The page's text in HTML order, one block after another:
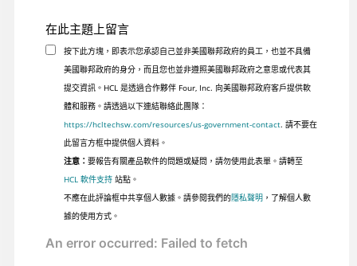
在此主題上留言
按下此方塊，即表示您承認自己並非美國聯邦政府的員工，也並不具備
美國聯邦政府的身分，而且您也並非遵照美國聯邦政府之意思或代表其
提交資訊。HCL 是透過合作夥伴 Four, Inc. 向美國聯邦政府客戶提供軟
體和服務。請透過以下連結聯絡此團隊：
https://hcltechsw.com/resources/us-government-contact. 請不要在
此留言方框中提供個人資料。
注意： 要報告有關產品軟件的問題或疑問，請勿使用此表單。請轉至
HCL 軟件支持站點。
不應在此評論框中共享個人數據。請參閱我們的隱私聲明 ，了解個人數
據的使用方式。